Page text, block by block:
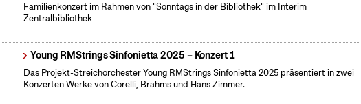
Familienkonzert im Rahmen von "Sonntags in der Bibliothek" im Interim
Zentralbibliothek
Young RMStrings Sinfonietta 2025 – Konzert 1
Das Projekt-Streichorchester Young RMStrings Sinfonietta 2025 präsentiert in zwei
Konzerten Werke von Corelli, Brahms und Hans Zimmer.